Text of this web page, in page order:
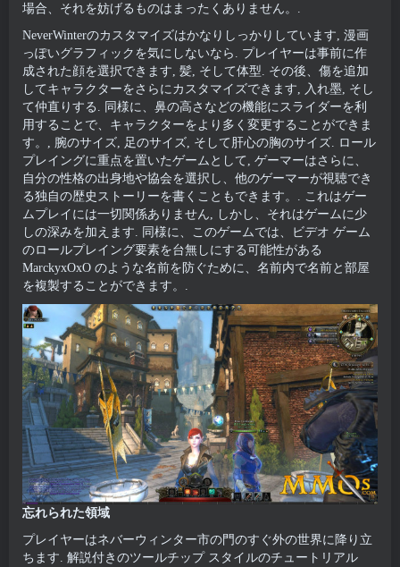
場合、それを妨げるものはまったくありません。.
NeverWinterのカスタマイズはかなりしっかりしています, 漫画
っぽいグラフィックを気にしないなら. プレイヤーは事前に作
成された顔を選択できます, 髪, そして体型. その後、傷を追加
してキャラクターをさらにカスタマイズできます, 入れ墨, そし
て仲直りする. 同様に、鼻の高さなどの機能にスライダーを利
用することで、キャラクターをより多く変更することができま
す。, 腕のサイズ, 足のサイズ, そして肝心の胸のサイズ. ロール
プレイングに重点を置いたゲームとして, ゲーマーはさらに、
自分の性格の出身地や協会を選択し、他のゲーマーが視聴でき
る独自の歴史ストーリーを書くこともできます。. これはゲー
ムプレイには一切関係ありません, しかし、それはゲームに少
しの深みを加えます. 同様に、このゲームでは、ビデオ ゲーム
のロールプレイング要素を台無しにする可能性がある
MarckyxOxO のような名前を防ぐために、名前内で名前と部屋
を複製することができます。.
忘れられた領域
プレイヤーはネバーウィンター市の門のすぐ外の世界に降り立
ちます. 解説付きのツールチップ スタイルのチュートリアル